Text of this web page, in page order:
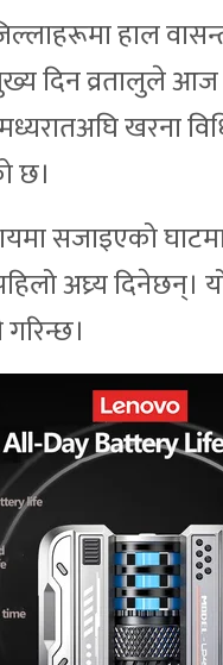
हाल
दिन व्रतालुले आज
खरना
छ।
सजाइएको घाटमा
अघ्र्य दिनेछन्।